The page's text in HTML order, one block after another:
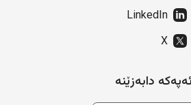
LinkedIn
X
ئەپەکە دابەزێنە